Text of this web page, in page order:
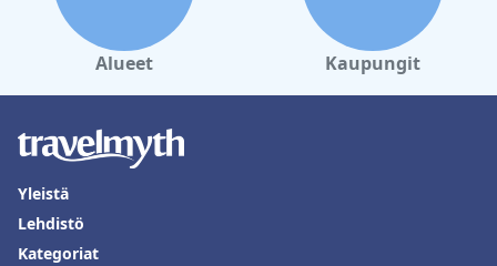
Alueet Kaupungit
Yleistä
Lehdistö
Kategoriat